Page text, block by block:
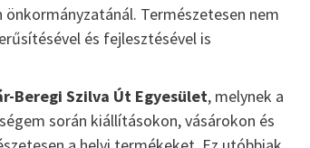
Természetesen nem
és fejlesztésével is
Beregi Szilva Út Egyesület, melynek a
során kiállításokon, vásárokon és